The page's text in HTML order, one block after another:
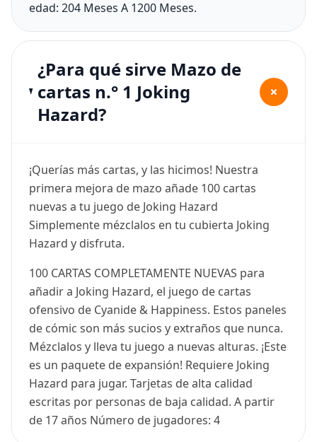
edad: 204 Meses A 1200 Meses.
¿Para qué sirve Mazo de
cartas n.° 1 Joking
Hazard?
+
¡Querías más cartas, y las hicimos! Nuestra
primera mejora de mazo añade 100 cartas
nuevas a tu juego de Joking Hazard
Simplemente mézclalos en tu cubierta Joking
Hazard y disfruta.
100 CARTAS COMPLETAMENTE NUEVAS para
añadir a Joking Hazard, el juego de cartas
ofensivo de Cyanide & Happiness. Estos paneles
de cómic son más sucios y extraños que nunca.
Mézclalos y lleva tu juego a nuevas alturas. ¡Este
es un paquete de expansión! Requiere Joking
Hazard para jugar. Tarjetas de alta calidad
escritas por personas de baja calidad. A partir
de 17 años Número de jugadores: 4